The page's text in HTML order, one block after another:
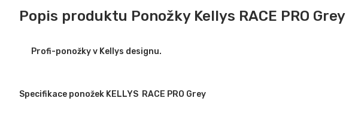
Popis produktu Ponožky Kellys RACE PRO Grey
Profi-ponožky v Kellys designu.
Specifikace ponožek KELLYS RACE PRO Grey